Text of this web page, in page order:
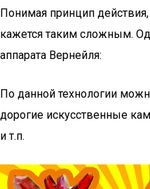
Понимая принцип
кажется таким сложным.
аппарата Вернейля:
По данной технологии
дорогие искусственные
и т.п.